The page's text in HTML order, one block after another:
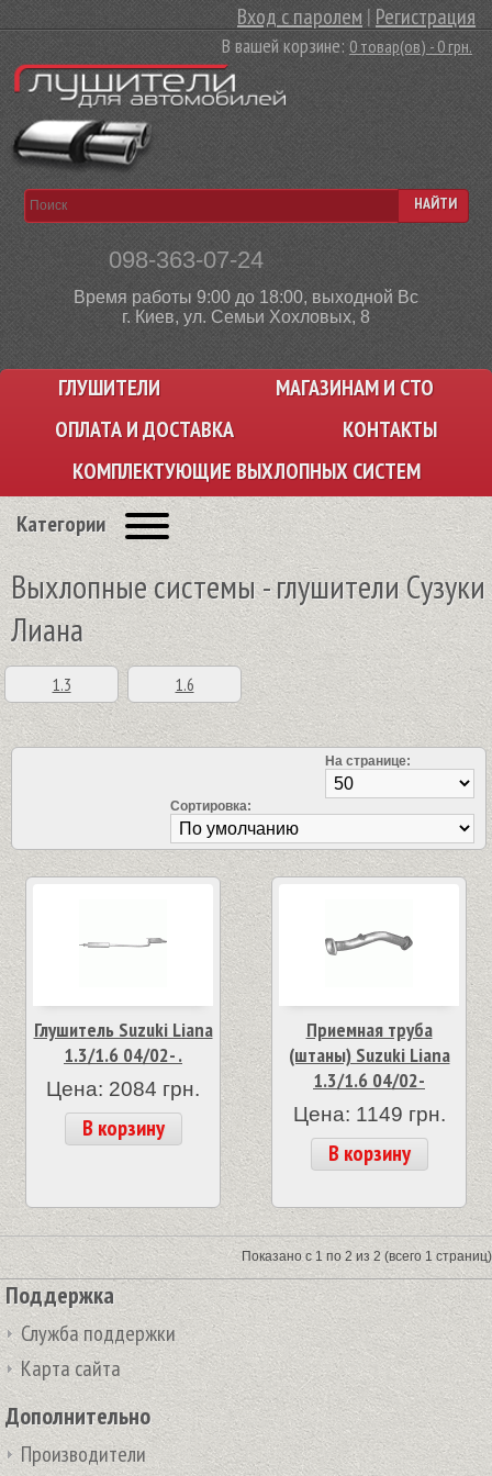
Вход с паролем |Регистрация
В вашей корзине:0 товар(ов) - 0 грн.
098-363-07-24
Время работы 9:00 до 18:00, выходной Вс
г. Киев, ул. Семьи Хохловых, 8
НАЙТИ
ГЛУШИТЕЛИ
МАГАЗИНАМ И СТО
ОПЛАТА И ДОСТАВКА
КОНТАКТЫ
КОМПЛЕКТУЮЩИЕ ВЫХЛОПНЫХ СИСТЕМ
Категории
Выхлопные системы - глушители Сузуки
Лиана
1.3 1.6
На странице:
Сортировка:
Глушитель Suzuki Liana
1.3/1.6 04/02- .
Цена: 2084 грн.
В корзину
Приемная труба
(штаны) Suzuki Liana
1.3/1.6 04/02-
Цена: 1149 грн.
В корзину
Показано с 1 по 2 из 2 (всего 1 страниц)
Поддержка
Служба поддержки
Карта сайта
Дополнительно
Производители